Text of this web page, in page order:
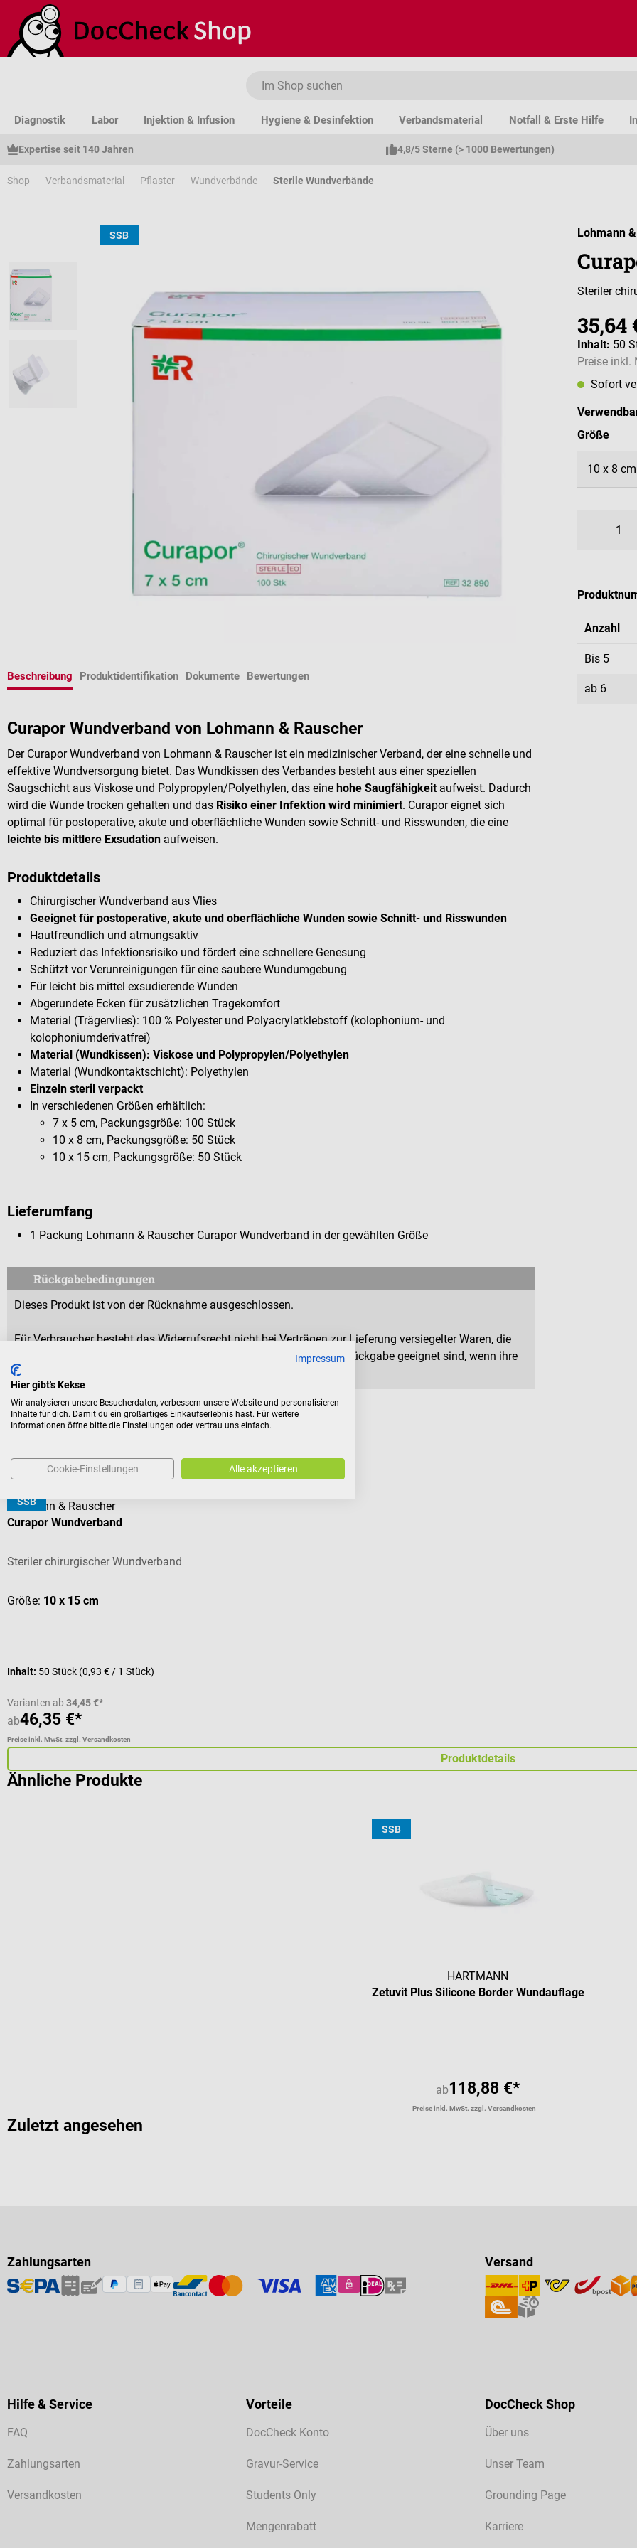
Hauptinhalt springen
Zur Suche springen
Zur Hauptnavigation springen
Diagnostik Labor Injektion & Infusion Hygiene & Desinfektion Verbandsmaterial Notfall & Erste Hilfe
Expertise seit 140 Jahren 4,8/5 Sterne (> 1000 Bewertungen)
Shop Verbandsmaterial Pflaster Wundverbände Sterile Wundverbände
SSB Lohmann
Steriler
35,64
Inhalt: 50
Preise inkl.
Sofort
Größe
Anzahl
Bis 5
ab 6
Beschreibung Produktidentifikation Dokumente Bewertungen
Curapor Wundverband von Lohmann & Rauscher
Der Curapor Wundverband von Lohmann & Rauscher ist ein medizinischer Verband, der eine schnelle und
effektive Wundversorgung bietet. Das Wundkissen des Verbandes besteht aus einer speziellen
Saugschicht aus Viskose und Polypropylen/Polyethylen, das eine hohe Saugfähigkeit aufweist. Dadurch
wird die Wunde trocken gehalten und das Risiko einer Infektion wird minimiert. Curapor eignet sich
optimal für postoperative, akute und oberflächliche Wunden sowie Schnitt- und Risswunden, die eine
leichte bis mittlere Exsudation aufweisen.
Produktdetails
Chirurgischer Wundverband aus Vlies
Geeignet für postoperative, akute und oberflächliche Wunden sowie Schnitt- und Risswunden
Hautfreundlich und atmungsaktiv
Reduziert das Infektionsrisiko und fördert eine schnellere Genesung
Schützt vor Verunreinigungen für eine saubere Wundumgebung
Für leicht bis mittel exsudierende Wunden
Abgerundete Ecken für zusätzlichen Tragekomfort
Material (Trägervlies): 100 % Polyester und Polyacrylatklebstoff (kolophonium- und
kolophoniumderivatfrei)
Material (Wundkissen): Viskose und Polypropylen/Polyethylen
Material (Wundkontaktschicht): Polyethylen
Einzeln steril verpackt
In verschiedenen Größen erhältlich:
7 x 5 cm, Packungsgröße: 100 Stück
10 x 8 cm, Packungsgröße: 50 Stück
10 x 15 cm, Packungsgröße: 50 Stück
Lieferumfang
1 Packung Lohmann & Rauscher Curapor Wundverband in der gewählten Größe
Rückgabebedingungen
Dieses Produkt ist von der Rücknahme ausgeschlossen.
Für Verbraucher besteht das Widerrufsrecht nicht bei Verträgen zur Lieferung versiegelter Waren, die
aus Gründen des Gesundheitsschutzes oder der Hygiene nicht zur Rückgabe geeignet sind, wenn ihre
Versiegelung nach der Lieferung entfernt wurde.
SSB
Lohmann & Rauscher
Curapor Wundverband
Steriler chirurgischer Wundverband
Größe: 10 x 15 cm
Inhalt: 50 Stück (0,93 € / 1 Stück)
Varianten ab 34,45 €*
ab46,35 €*
Preise inkl. MwSt. zzgl. Versandkosten
Produktdetails
Ähnliche Produkte
SSB
HARTMANN
Zetuvit Plus Silicone Border Wundauflage
ab118,88 €*
Preise inkl. MwSt. zzgl. Versandkosten
Zuletzt angesehen
Zahlungsarten Versand
Hilfe & Service
FAQ
Zahlungsarten
Versandkosten
Vorteile
DocCheck Konto
Gravur-Service
Students Only
Mengenrabatt
DocCheck Shop
Über uns
Unser Team
Grounding Page
Karriere
Impressum
Hier gibt's Kekse
Wir analysieren unsere Besucherdaten, verbessern unsere Website und personalisieren
Inhalte für dich. Damit du ein großartiges Einkaufserlebnis hast. Für weitere
Informationen öffne bitte die Einstellungen oder vertrau uns einfach.
Cookie-Einstellungen Alle akzeptieren